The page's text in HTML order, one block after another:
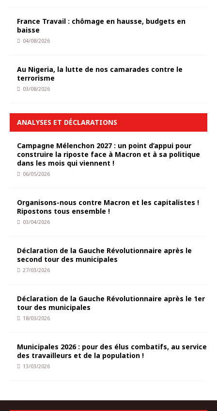
France Travail : chômage en hausse, budgets en
baisse
04/08/2026
Au Nigeria, la lutte de nos camarades contre le
terrorisme
03/08/2026
ANALYSES ET DÉCLARATIONS
Campagne Mélenchon 2027 : un point d’appui pour
construire la riposte face à Macron et à sa politique
dans les mois qui viennent !
06/05/2026
Organisons-nous contre Macron et les capitalistes !
Ripostons tous ensemble !
03/04/2026
Déclaration de la Gauche Révolutionnaire après le
second tour des municipales
27/03/2026
Déclaration de la Gauche Révolutionnaire après le 1er
tour des municipales
18/03/2026
Municipales 2026 : pour des élus combatifs, au service
des travailleurs et de la population !
13/03/2026